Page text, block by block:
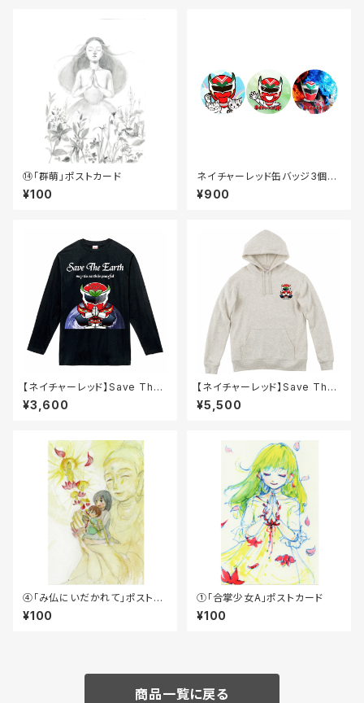
⑭「群萌」ポストカード
¥100
ネイチャーレッド缶バッジ3個セ
ット
¥900
【ネイチャーレッド】Save The
Earth長袖Tシャツ（黒）
¥3,600
【ネイチャーレッド】Save The
Earthパーカー（オートミール）
¥5,500
④「み仏にいだかれて」ポストカ
ード
¥100
①「合掌少女A」ポストカード
¥100
商品一覧に戻る